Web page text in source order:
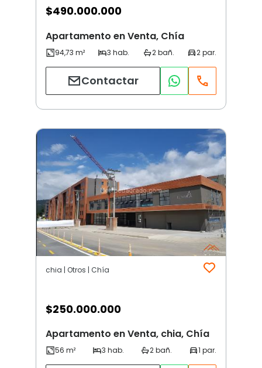
$490.000.000
Apartamento en Venta, Chía
Contactar
chia | Otros | Chía
$250.000.000
Apartamento en Venta, chia, Chía